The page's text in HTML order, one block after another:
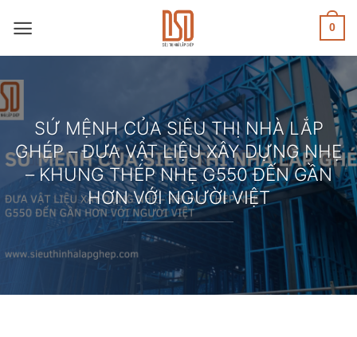
0
SỨ MỆNH CỦA SIÊU THỊ NHÀ LẮP
GHÉP – ĐƯA VẬT LIỆU XÂY DỰNG NHẸ
– KHUNG THÉP NHẸ G550 ĐẾN GẦN
HƠN VỚI NGƯỜI VIỆT